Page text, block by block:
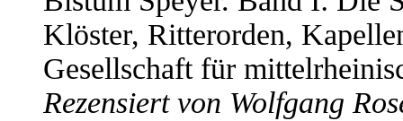
Klöster, Ritterorden,
Gesellschaft für
Rezensiert von Wolfgang